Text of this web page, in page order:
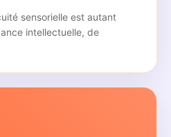
sensorielle est autant
intellectuelle, de